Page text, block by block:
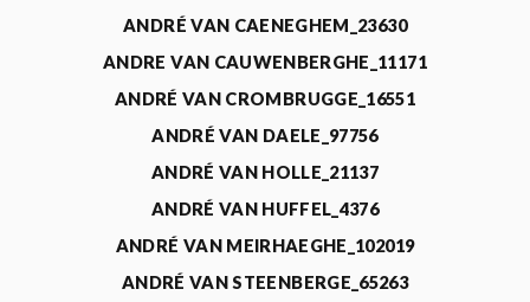
ANDRÉ VAN CAENEGHEM_23630
ANDRE VAN CAUWENBERGHE_11171
ANDRÉ VAN CROMBRUGGE_16551
ANDRÉ VAN DAELE_97756
ANDRÉ VAN HOLLE_21137
ANDRÉ VAN HUFFEL_4376
ANDRÉ VAN MEIRHAEGHE_102019
ANDRÉ VAN STEENBERGE_65263